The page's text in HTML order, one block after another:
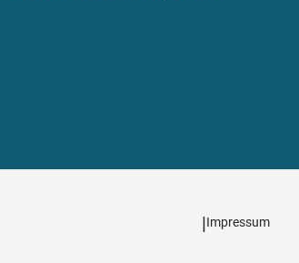
|Impressum